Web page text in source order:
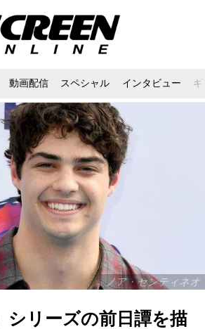
動画配信 スペシャル インタビュー
ノア・センティネオ
シリーズの前日譚を描